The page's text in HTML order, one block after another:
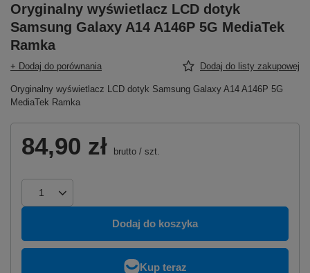
Oryginalny wyświetlacz LCD dotyk
Samsung Galaxy A14 A146P 5G MediaTek
Ramka
+ Dodaj do porównania Dodaj do listy zakupowej
Oryginalny wyświetlacz LCD dotyk Samsung Galaxy A14 A146P 5G
MediaTek Ramka
84,90 zł brutto / szt.
Dodaj do koszyka